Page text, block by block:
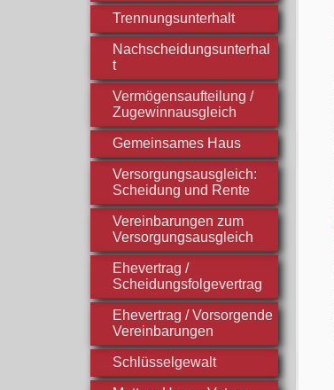
Trennungsunterhalt
Nachscheidungsunterhal
t
Vermögensaufteilung /
Zugewinnausgleich
Gemeinsames Haus
Versorgungsausgleich:
Scheidung und Rente
Vereinbarungen zum
Versorgungsausgleich
Ehevertrag /
Scheidungsfolgevertrag
Ehevertrag / Vorsorgende
Vereinbarungen
Schlüsselgewalt